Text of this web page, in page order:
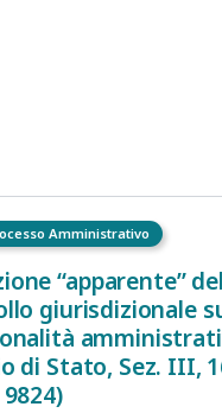
Amministrativo
“apparente”
giurisdizionale
di Stato, Sez. III,